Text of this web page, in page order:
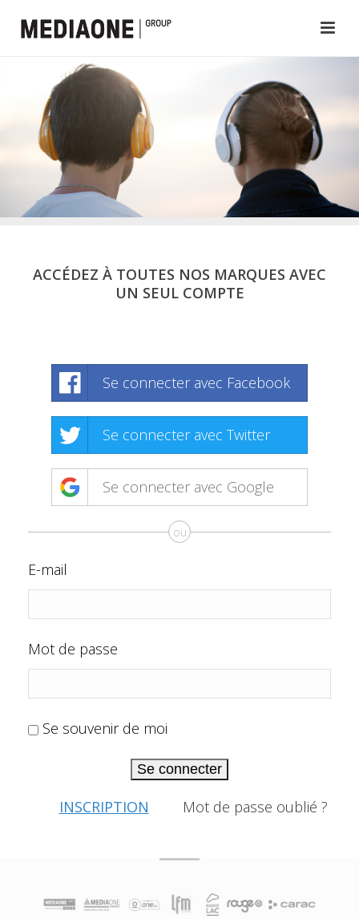
ACCÉDEZ À TOUTES NOS MARQUES AVEC
UN SEUL COMPTE
Se connecter avec Facebook
Se connecter avec Twitter
Se connecter avec Google
ou
E-mail
Mot de passe
Se souvenir de moi
Se connecter
INSCRIPTION Mot de passe oublié ?